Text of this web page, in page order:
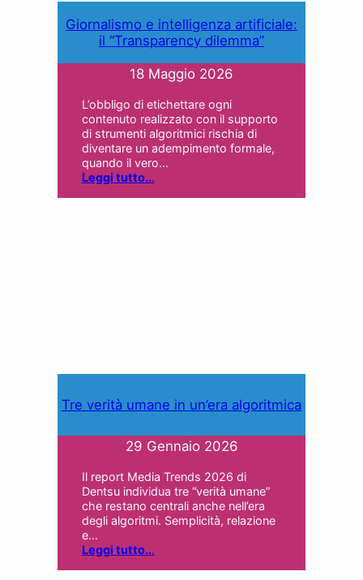
Giornalismo e intelligenza artificiale:
il “Transparency dilemma”
18 Maggio 2026
L’obbligo di etichettare ogni
contenuto realizzato con il supporto
di strumenti algoritmici rischia di
diventare un adempimento formale,
quando il vero…
Leggi tutto...
Tre verità umane in un’era algoritmica
29 Gennaio 2026
Il report Media Trends 2026 di
Dentsu individua tre “verità umane”
che restano centrali anche nell’era
degli algoritmi. Semplicità, relazione
e…
Leggi tutto...